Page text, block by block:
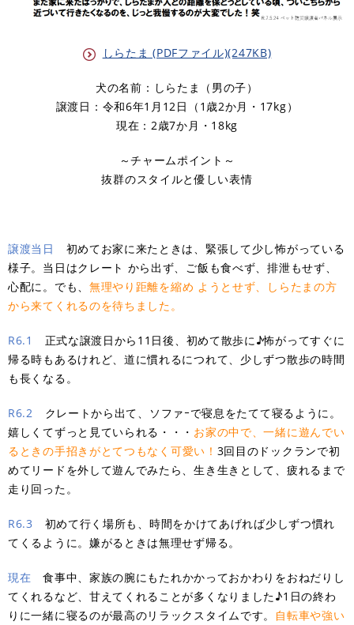
しらたま (PDFファイル)(247KB)
犬の名前：しらたま（男の子）
譲渡日：令和6年1月12日（1歳2か月・17kg）
現在：2歳7か月・18kg
～チャームポイント～
抜群のスタイルと優しい表情
譲渡当日 初めてお家に来たときは、緊張して少し怖がっている
様子。当日はクレート から出ず、ご飯も食べず、排泄もせず、
心配に。でも、 無理やり距離を縮め ようとせず、しらたまの方
から来てくれるのを待ちました。
R6.1 正式な譲渡日から11日後、初めて散歩に♪怖がってすぐに
帰る時もあるけれど、道に慣れるにつれて、少しずつ散歩の時間
も長くなる。
R6.2 クレートから出て、ソファｰで寝息をたてて寝るように。
嬉しくてずっと見ていられる・・・ お家の中で、一緒に遊んでい
るときの手招きがとてつもなく可愛い！ 3回目のドックランで初
めてリードを外して遊んでみたら、生き生きとして、疲れるまで
走り回った。
R6.3 初めて行く場所も、時間をかけてあげれば少しずつ慣れ
てくるように。嫌がるときは無理せず帰る。
現在 食事中、家族の腕にもたれかかっておかわりをおねだりし
てくれるなど、甘えてくれることが多くなりました♪1日の終わ
りに一緒に寝るのが最高のリラックスタイムです。 自転車や強い